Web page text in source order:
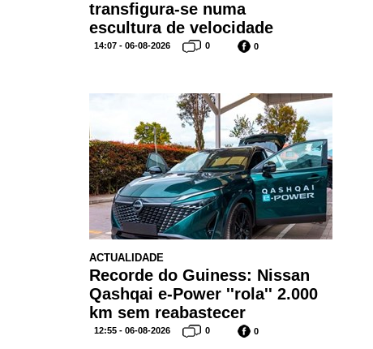
transfigura-se numa
escultura de velocidade
14:07 - 06-08-2026 0 0
ACTUALIDADE
Recorde do Guiness: Nissan
Qashqai e-Power ''rola'' 2.000
km sem reabastecer
12:55 - 06-08-2026 0 0